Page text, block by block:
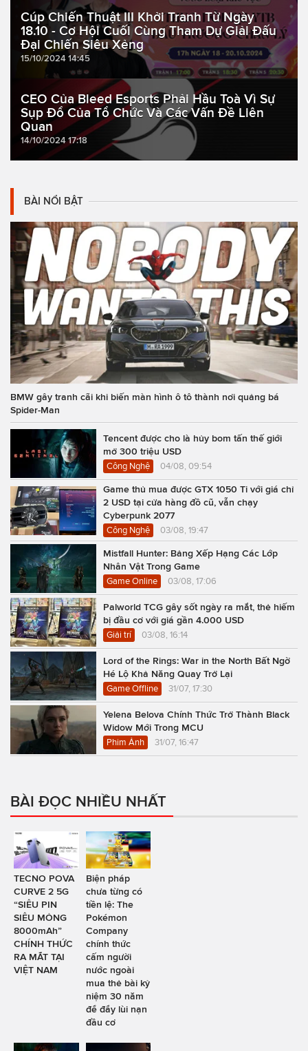
Cúp Chiến Thuật III Khởi Tranh Từ Ngày
18.10 - Cơ Hội Cuối Cùng Tham Dự Giải Đấu
Đại Chiến Siêu Xẻng
15/10/2024 14:45
CEO Của Bleed Esports Phải Hầu Toà Vì Sự
Sụp Đổ Của Tổ Chức Và Các Vấn Đề Liên
Quan
14/10/2024 17:18
BÀI NỔI BẬT
BMW gây tranh cãi khi biến màn hình ô tô thành nơi quảng bá
Spider-Man
Tencent được cho là hủy bom tấn thế giới
mở 300 triệu USD
Công Nghệ 04/08, 09:54
Game thủ mua được GTX 1050 Ti với giá chỉ
2 USD tại cửa hàng đồ cũ, vẫn chạy
Cyberpunk 2077
Công Nghệ 03/08, 19:47
Mistfall Hunter: Bảng Xếp Hạng Các Lớp
Nhân Vật Trong Game
Game Online 03/08, 17:06
Palworld TCG gây sốt ngày ra mắt, thẻ hiếm
bị đầu cơ với giá gần 4.000 USD
Giải trí 03/08, 16:14
Lord of the Rings: War in the North Bất Ngờ
Hé Lộ Khả Năng Quay Trở Lại
Game Offline 31/07, 17:30
Yelena Belova Chính Thức Trở Thành Black
Widow Mới Trong MCU
Phim Ảnh 31/07, 16:47
BÀI ĐỌC NHIỀU NHẤT
TECNO POVA
CURVE 2 5G
“SIÊU PIN
SIÊU MỎNG
8000mAh”
CHÍNH THỨC
RA MẮT TẠI
VIỆT NAM
Biện pháp
chưa từng có
tiền lệ: The
Pokémon
Company
chính thức
cấm người
nước ngoài
mua thẻ bài kỷ
niệm 30 năm
để đẩy lùi nạn
đầu cơ